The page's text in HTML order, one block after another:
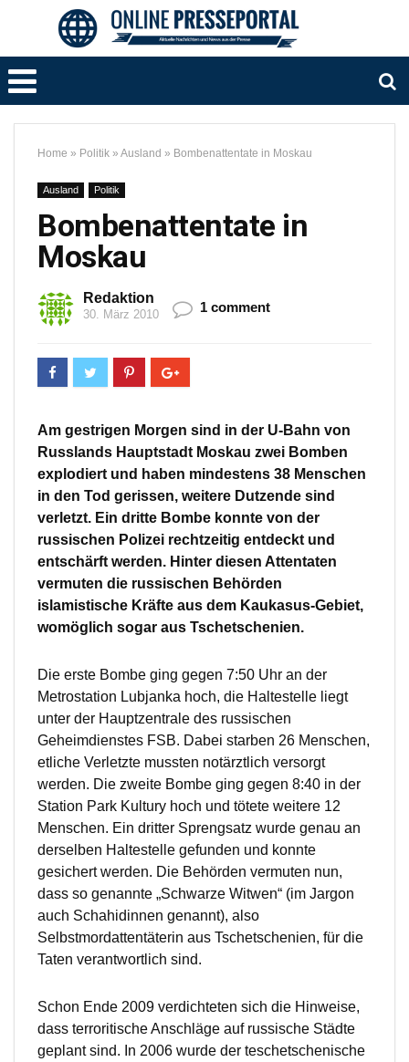
Home » Politik » Ausland » Bombenattentate in Moskau
Ausland Politik
Bombenattentate in
Moskau
Redaktion
30. März 2010 1 comment
Am gestrigen Morgen sind in der U-Bahn von
Russlands Hauptstadt Moskau zwei Bomben
explodiert und haben mindestens 38 Menschen
in den Tod gerissen, weitere Dutzende sind
verletzt. Ein dritte Bombe konnte von der
russischen Polizei rechtzeitig entdeckt und
entschärft werden. Hinter diesen Attentaten
vermuten die russischen Behörden
islamistische Kräfte aus dem Kaukasus-Gebiet,
womöglich sogar aus Tschetschenien.
Die erste Bombe ging gegen 7:50 Uhr an der
Metrostation Lubjanka hoch, die Haltestelle liegt
unter der Hauptzentrale des russischen
Geheimdienstes FSB. Dabei starben 26 Menschen,
etliche Verletzte mussten notärztlich versorgt
werden. Die zweite Bombe ging gegen 8:40 in der
Station Park Kultury hoch und tötete weitere 12
Menschen. Ein dritter Sprengsatz wurde genau an
derselben Haltestelle gefunden und konnte
gesichert werden. Die Behörden vermuten nun,
dass so genannte „Schwarze Witwen“ (im Jargon
auch Schahidinnen genannt), also
Selbstmordattentäterin aus Tschetschenien, für die
Taten verantwortlich sind.
Schon Ende 2009 verdichteten sich die Hinweise,
dass terroritische Anschläge auf russische Städte
geplant sind. In 2006 wurde der teschetschenische